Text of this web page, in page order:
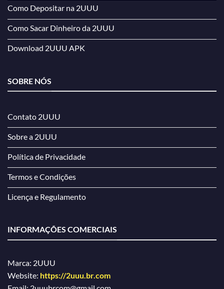
Como Depositar na 2UUU
Como Sacar Dinheiro da 2UUU
Download 2UUU APK
SOBRE NÓS
Contato 2UUU
Sobre a 2UUU
Política de Privacidade
Termos e Condições
Licença e Regulamento
INFORMAÇÕES COMERCIAIS
Marca: 2UUU
Website: https://2uuu.br.com